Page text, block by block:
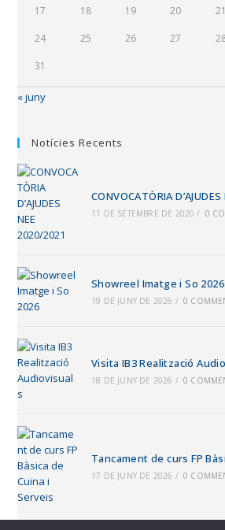
17 18 19 20 21
24 25 26 27
31
« juny
Notícies Recents
CONVOCATÒRIA
11 DE SETEMBRE DE 2020 / 0
Showreel Imatge i So 2026
19 DE JUNY DE 2026 / 0
Visita IB3 Realització
18 DE JUNY DE 2026 / 0
Tancament de curs FP
17 DE JUNY DE 2026 / 0